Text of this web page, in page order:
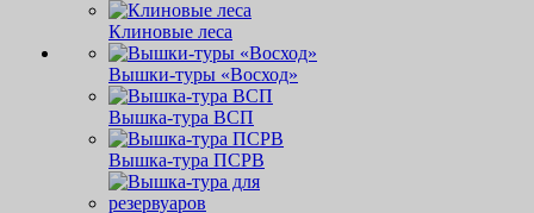
Клиновые леса
Вышки-туры «Восход»
Вышка-тура ВСП
Вышка-тура ПСРВ